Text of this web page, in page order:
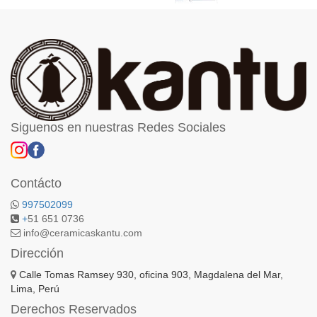
Siguenos en nuestras Redes Sociales
Contácto
997502099
+51 651 0736
info@ceramicaskantu.com
Dirección
Calle Tomas Ramsey 930, oficina 903, Magdalena del Mar,
Lima, Perú
Derechos Reservados